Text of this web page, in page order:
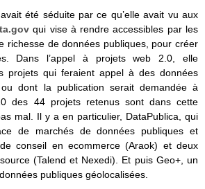
été séduite par ce qu’elle avait vu aux
qui vise à rendre accessibles par les
richesse de données publiques, pour créer
Dans l’appel à projets web 2.0, elle
projets qui feraient appel à des données
ou dont la publication serait demandée à
des 44 projets retenus sont dans cette
mal. Il y a en particulier, DataPublica, qui
de marchés de données publiques et
conseil en ecommerce (Araok) et deux
(Talend et Nexedi). Et puis Geo+, un
publiques géolocalisées.